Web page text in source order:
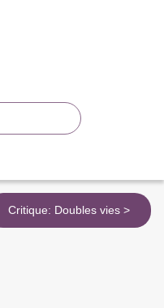
Critique: Doubles vies >